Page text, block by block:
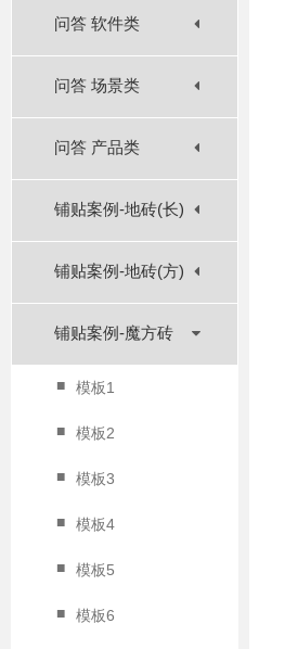
问答 软件类
问答 场景类
问答 产品类
铺贴案例-地砖(长)
铺贴案例-地砖(方)
铺贴案例-魔方砖
■ 模板1
■ 模板2
■ 模板3
■ 模板4
■ 模板5
■ 模板6